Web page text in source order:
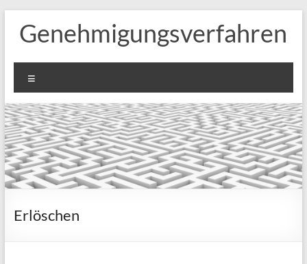
Inhalt
springen
Genehmigungsverfahren
Erlöschen